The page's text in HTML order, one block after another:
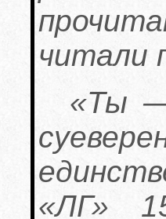
читали
«Ты
«ЛГ»